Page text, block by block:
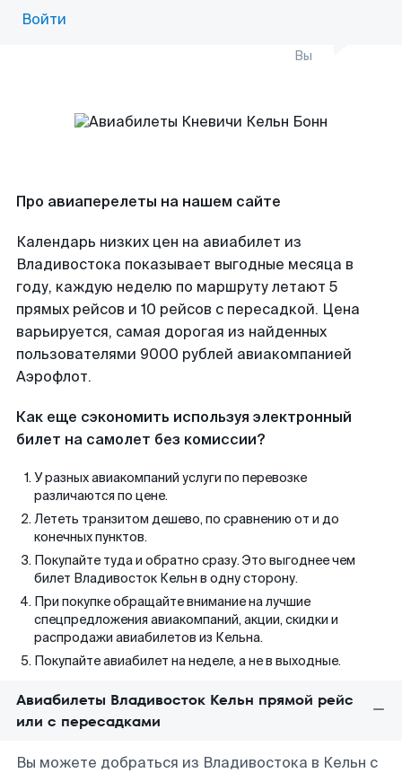
Войти
Вы
Про авиаперелеты на нашем сайте
Календарь низких цен на авиабилет из
Владивостока показывает выгодные месяца в
году, каждую неделю по маршруту летают 5
прямых рейсов и 10 рейсов с пересадкой. Цена
варьируется, самая дорогая из найденных
пользователями 9000 рублей авиакомпанией
Аэрофлот.
Как еще сэкономить используя электронный
билет на самолет без комиссии?
У разных авиакомпаний услуги по перевозке
различаются по цене.
Лететь транзитом дешево, по сравнению от и до
конечных пунктов.
Покупайте туда и обратно сразу. Это выгоднее чем
билет Владивосток Кельн в одну сторону.
При покупке обращайте внимание на лучшие
спецпредложения авиакомпаний, акции, скидки и
распродажи авиабилетов из Кельна.
Покупайте авиабилет на неделе, а не в выходные.
Авиабилеты Владивосток Кельн прямой рейс
или с пересадками
Вы можете добраться из Владивостока в Кельн с